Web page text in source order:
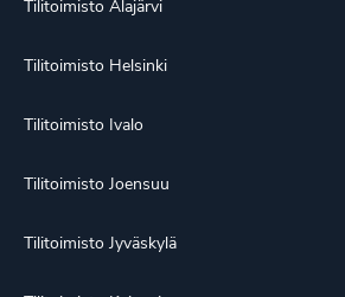
Tilitoimisto Alajärvi
Tilitoimisto Helsinki
Tilitoimisto Ivalo
Tilitoimisto Joensuu
Tilitoimisto Jyväskylä